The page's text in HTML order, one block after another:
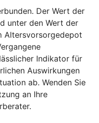
Der Wert der
unter den Wert der
Altersvorsorgedepot
Indikator für
Auswirkungen
ab. Wenden Sie
an Ihre